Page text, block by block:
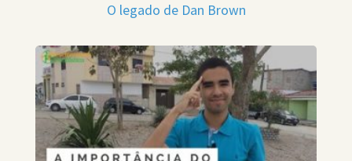
O legado de Dan Brown